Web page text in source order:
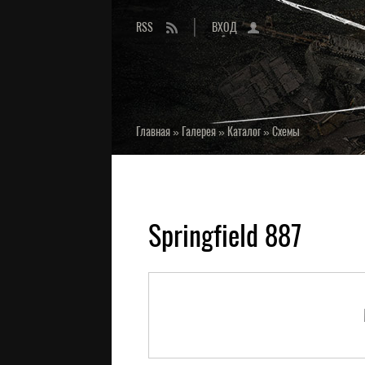
RSS ВХОД
Главная» Галерея»Каталог»Схемы
Springfield 887